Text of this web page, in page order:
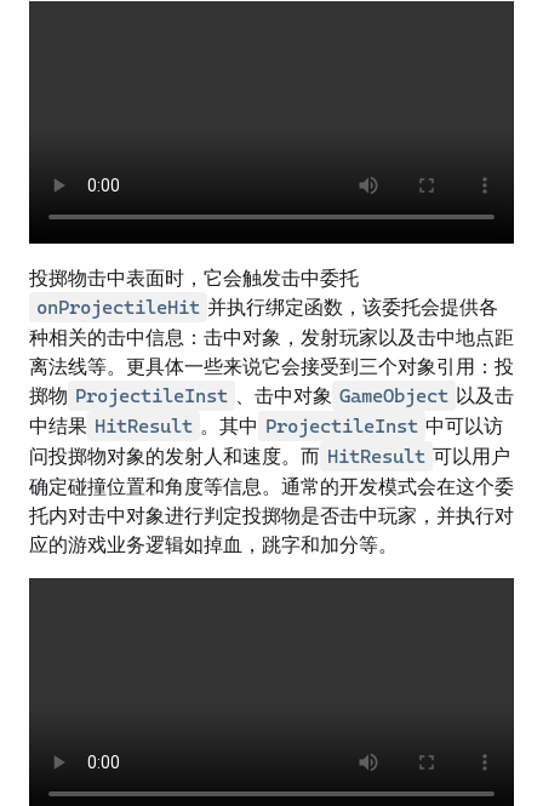
投掷物击中表面时，它会触发击中委托
onProjectileHit 并执行绑定函数，该委托会提供各
种相关的击中信息：击中对象，发射玩家以及击中地点距
离法线等。更具体一些来说它会接受到三个对象引用：投
掷物 ProjectileInst 、击中对象 GameObject 以及击
中结果 HitResult 。其中 ProjectileInst 中可以访
问投掷物对象的发射人和速度。而 HitResult 可以用户
确定碰撞位置和角度等信息。通常的开发模式会在这个委
托内对击中对象进行判定投掷物是否击中玩家，并执行对
应的游戏业务逻辑如掉血，跳字和加分等。